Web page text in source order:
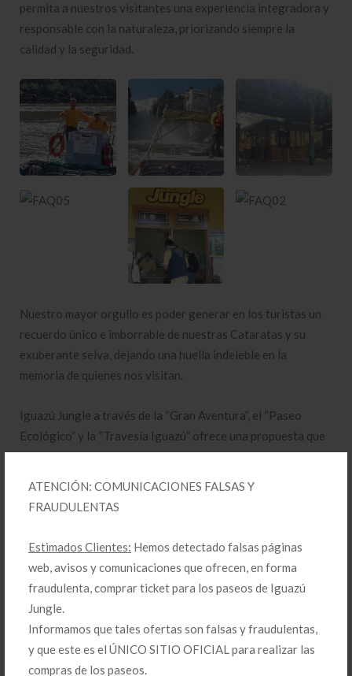
ATENCIÓN: COMUNICACIONES FALSAS Y
FRAUDULENTAS
Estimados Clientes: Hemos detectado falsas páginas
web, avisos y comunicaciones que ofrecen, en forma
fraudulenta, comprar ticket para los paseos de Iguazú
Jungle.
Informamos que tales ofertas son falsas y fraudulentas,
y que este es el ÚNICO SITIO OFICIAL para realizar las
compras de los paseos.
permita a nuestros visitantes una experiencia integradora y
responsable con la naturaleza, priorizando siempre la
calidad y la seguridad.
Nuestro mayor orgullo es poder generar en los turistas un
recuerdo único e imborrable de nuestras Cataratas y su
exuberante selva, dejando una huella indeleble en la
memoria de quienes nos visitan.
Iguazú Jungle a través de la “Gran Aventura”, el “Paseo
Ecológico” y la “Travesía Iguazú” ofrece una propuesta que
resulta impostergable para todo aquel que desea tener una
vivencia distinta en un ambiente de condiciones
Misión
Para proporcionar experiencias memorables, con un equipo
unido y capacitado, a través de los máximos estándares de
seguridad, mejores recursos y tecnologías, hacemos paseos
que integran hombre y ambiente.